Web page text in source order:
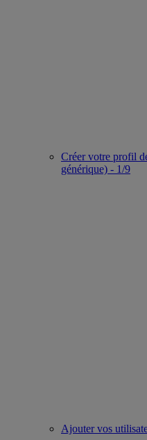
Créer votre profil
générique) - 1/9
Ajouter vos